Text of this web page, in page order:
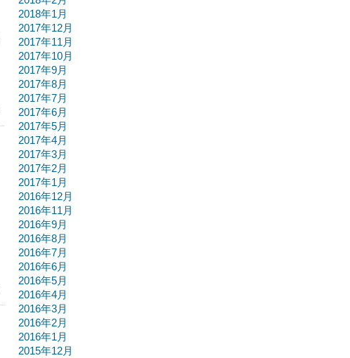
2018年1月
2017年12月
2017年11月
2017年10月
2017年9月
2017年8月
2017年7月
2017年6月
2017年5月
2017年4月
2017年3月
2017年2月
2017年1月
2016年12月
2016年11月
2016年9月
2016年8月
2016年7月
2016年6月
2016年5月
2016年4月
2016年3月
2016年2月
2016年1月
2015年12月